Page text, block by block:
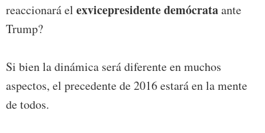
reaccionará el exvicepresidente demócrataante
Trump?
Si bien la dinámica será diferente en muchos
aspectos, el precedente de 2016 estará en la mente
de todos.